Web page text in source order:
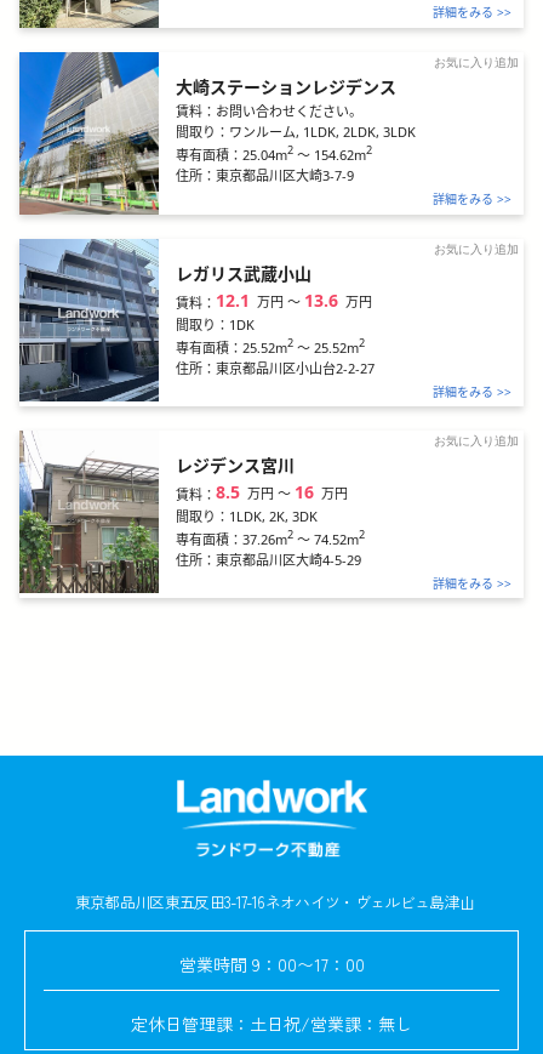
詳細をみる >>
お気に入り追加
大崎ステーションレジデンス
賃料： お問い合わせください。
間取り： ワンルーム, 1LDK, 2LDK, 3LDK
専有面積：25.04m2 ～ 154.62m2
住所：東京都品川区大崎3-7-9
詳細をみる >>
お気に入り追加
レガリス武蔵小山
賃料： 12.1 万円〜 13.6 万円
間取り： 1DK
専有面積：25.52m2 ～ 25.52m2
住所：東京都品川区小山台2-2-27
詳細をみる >>
お気に入り追加
レジデンス宮川
賃料：8.5 万円〜 16 万円
間取り： 1LDK, 2K, 3DK
専有面積：37.26m2 ～ 74.52m2
住所：東京都品川区大崎4-5-29
詳細をみる >>
東京都品川区東五反田3-17-16ネオハイツ・ヴェルビュ島津山
営業時間 9：00〜17：00
定休日管理課：土日祝/営業課：無し